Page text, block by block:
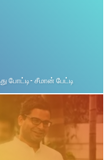
போட்டி- சீமான் பேட்டி